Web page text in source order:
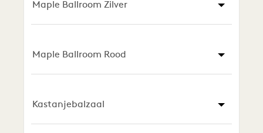
Maple Ballroom Zilver
Maple Ballroom Rood
Kastanjebalzaal